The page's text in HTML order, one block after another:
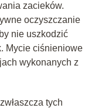
zacieków.
oczyszczanie
nie uszkodzić
Mycie ciśnieniowe
wykonanych z
tych